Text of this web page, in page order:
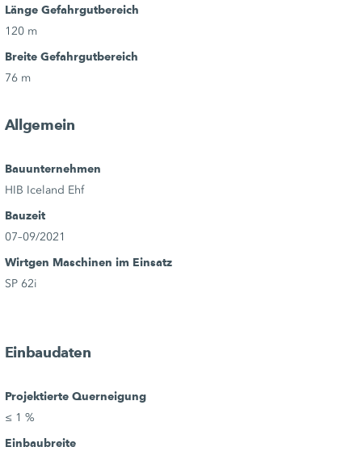
Länge Gefahrgutbereich
120 m
Breite Gefahrgutbereich
76 m
Allgemein
Bauunternehmen
HIB Iceland Ehf
Bauzeit
07–09/2021
Wirtgen Maschinen im Einsatz
SP 62i
Einbaudaten
Projektierte Querneigung
≤ 1 %
Einbaubreite